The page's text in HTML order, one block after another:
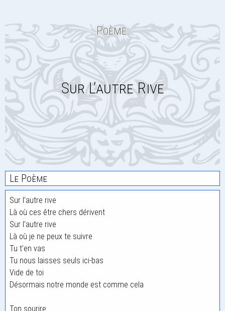
Poème:
Sur L’autre Rive
Le Poème
Sur l’autre rive
Là où ces être chers dérivent
Sur l’autre rive
Là où je ne peux te suivre
Tu t’en vas
Tu nous laisses seuls ici-bas
Vide de toi
Désormais notre monde est comme cela
Ton sourire